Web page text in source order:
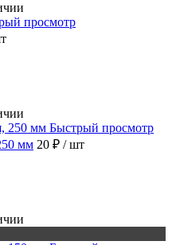
просмотр
Быстрый просмотр
мм 20 ₽ / шт